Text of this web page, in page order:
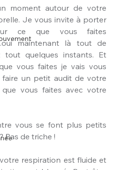
moment autour de votre
Je vous invite à porter
ce que vous faites
maintenant là tout de
tout quelques instants. Et
vous faites je vais vous
faire un petit audit de votre
vous faites avec votre
vous se font plus petits
Pas de triche !
respiration est fluide et